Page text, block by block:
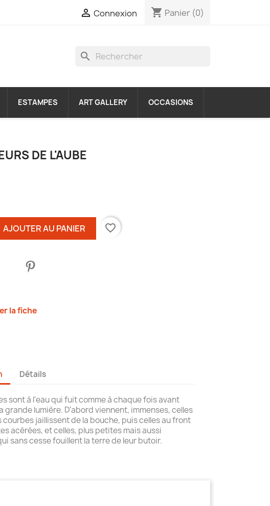
 Connexion shopping_cart Panier (0)
search
ESTAMPES ART GALLERY OCCASIONS
DE L'AUBE
AJOUTER AU PANIER favorite_border
la fiche
Détails
sont à l'eau qui fuit comme à chaque fois avant
grande lumière. D'abord viennent, immenses, celles
jaillissent de la bouche, puis celles au front
acérées, et celles, plus petites mais aussi
sans cesse fouillent la terre de leur butoir.